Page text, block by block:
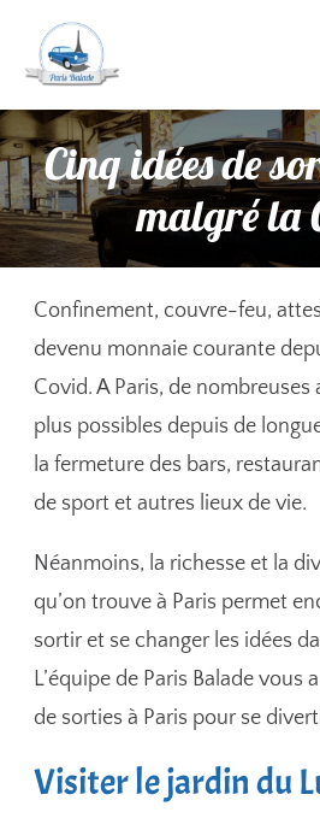
Cinq idées de
malgré la
Confinement, couvre-feu,
devenu monnaie courante
Covid. A Paris, de
plus possibles depuis de
la fermeture des bars,
de sport et autres lieux de vie.
Néanmoins, la richesse et la
qu’on trouve à Paris permet
sortir et se changer les idées
L’équipe de Paris Balade vous
de sorties à Paris pour se
Visiter le jardin du